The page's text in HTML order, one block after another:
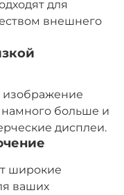
для
внешнего
изображение
больше и
дисплеи.
широкие
ваших